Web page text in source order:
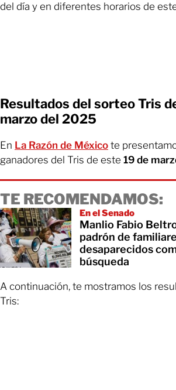
del día y en diferentes horarios de
Resultados del sorteo Tris
marzo del 2025
En La Razón de México te
ganadores del Tris de este 19 de
TE RECOMENDAMOS:
En el Senado
Manlio Fabio
padrón de
desaparecidos
búsqueda
A continuación, te mostramos los
Tris: